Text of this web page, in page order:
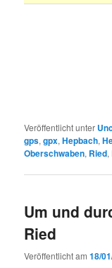
Veröffentlicht unter
gps,gpx,Hepbach,
Oberschwaben, Ried,
Um und
Ried
Veröffentlicht am18/